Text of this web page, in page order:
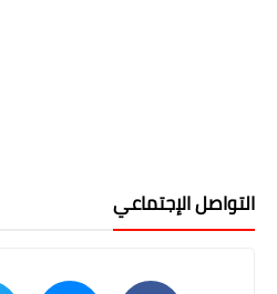
التواصل الإجتماعي